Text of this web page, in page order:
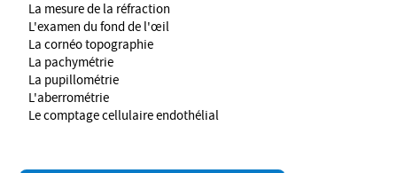
La mesure de la réfraction
L'examen du fond de l'œil
La cornéo topographie
La pachymétrie
La pupillométrie
L'aberrométrie
Le comptage cellulaire endothélial